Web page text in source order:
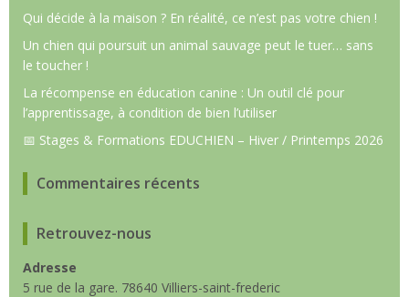
Qui décide à la maison ? En réalité, ce n’est pas votre chien !
Un chien qui poursuit un animal sauvage peut le tuer… sans
le toucher !
La récompense en éducation canine : Un outil clé pour
l’apprentissage, à condition de bien l’utiliser
📅 Stages & Formations EDUCHIEN – Hiver / Printemps 2026
Commentaires récents
Retrouvez-nous
Adresse
5 rue de la gare. 78640 Villiers-saint-frederic